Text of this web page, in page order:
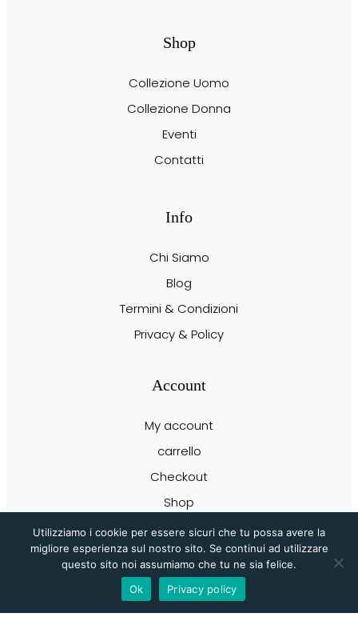
Shop
Collezione Uomo
Collezione Donna
Eventi
Contatti
Info
Chi Siamo
Blog
Termini & Condizioni
Privacy & Policy
Account
My account
carrello
Checkout
Shop
Newsletter
Iscriviti gratuitamente per ricevere offerte, notizie ed eventi esclusivi!
Utilizziamo i cookie per essere sicuri che tu possa avere la
migliore esperienza sul nostro sito. Se continui ad utilizzare
questo sito noi assumiamo che tu ne sia felice.
Ok
Privacy policy